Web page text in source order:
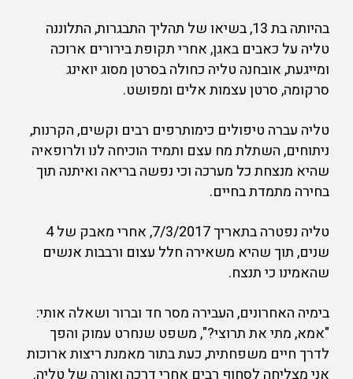
בהיותה בת 13, בשיאו של תהליך התבגרות, התלוננה
טליה על כאבים באגן, אחרי תקופת בירורים ארוכה
ומייגעת, אובחנה טליה כחולה בסרטן מסוג יואינג
סרקומה, סרטן עצמות אלים ומפושט.
טליה עברה טיפולים כימותרפים רבים וקשים, הקרנות,
ניתוחים, השתלת מח עצם ותמיד הוכיחה לנו ולרופאיה
שהיא מנצחת כל מערכה וכי נפשה בריאה ואיתנה תוך
בחירה מתמדת בחיים.
טליה נפטרה בתאריך 7/3/2017, אחרי מאבק של 4
שנים, תוך שהיא משאירה חלל עצום ורבבות אנשים
שהאמינו כי תנצח.
בימיה האחרונים, העבירה מסר חד וברור ושאלה אותי:
"אמא, מתי את תרוצי?", משפט שנחרט עמוק והפך
לדרך חיים משפחתית, כעת בתור מאמנת ריצות ארוכות
אני מצליחה לסחוף רבים אחרי דרכה ואורה של טליה.